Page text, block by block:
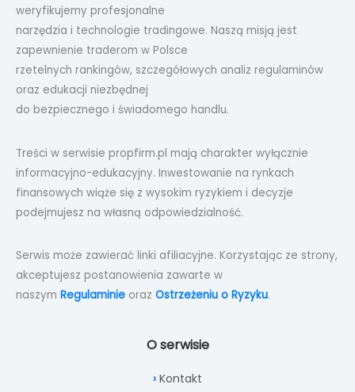
weryfikujemy profesjonalne
narzędzia i technologie tradingowe. Naszą misją jest
zapewnienie traderom w Polsce
rzetelnych rankingów, szczegółowych analiz regulaminów
oraz edukacji niezbędnej
do bezpiecznego i świadomego handlu.
Treści w serwisie propfirm.pl mają charakter wyłącznie
informacyjno-edukacyjny. Inwestowanie na rynkach
finansowych wiąże się z wysokim ryzykiem i decyzje
podejmujesz na własną odpowiedzialność.
Serwis może zawierać linki afiliacyjne. Korzystając ze strony,
akceptujesz postanowienia zawarte w
naszym Regulaminie oraz Ostrzeżeniu o Ryzyku.
O serwisie
Kontakt